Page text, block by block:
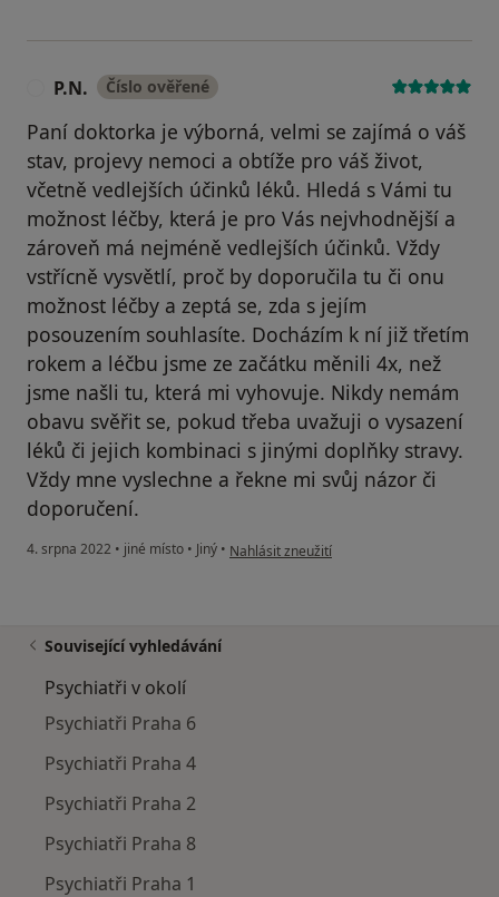
P.N. Číslo ověřené
Paní doktorka je výborná, velmi se zajímá o váš
stav, projevy nemoci a obtíže pro váš život,
včetně vedlejších účinků léků. Hledá s Vámi tu
možnost léčby, která je pro Vás nejvhodnější a
zároveň má nejméně vedlejších účinků. Vždy
vstřícně vysvětlí, proč by doporučila tu či onu
možnost léčby a zeptá se, zda s jejím
posouzením souhlasíte. Docházím k ní již třetím
rokem a léčbu jsme ze začátku měnili 4x, než
jsme našli tu, která mi vyhovuje. Nikdy nemám
obavu svěřit se, pokud třeba uvažuji o vysazení
léků či jejich kombinaci s jinými doplňky stravy.
Vždy mne vyslechne a řekne mi svůj názor či
doporučení.
4. srpna 2022 • jiné místo • Jiný • podle názoru uživatele P.N.
Nahlásit zneužití
Související vyhledávání
Psychiatři v okolí
Psychiatři Praha 6
Psychiatři Praha 4
Psychiatři Praha 2
Psychiatři Praha 8
Psychiatři Praha 1